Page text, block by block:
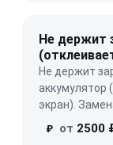
Не держит
Не держит
аккумулятор
экран).
₽ от 2500